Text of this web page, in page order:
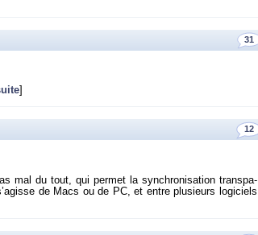
31
12
mal du tout, qui per­met la syn­chro­ni­sa­tion trans­pa­
de Macs ou de PC, et entre plu­sieurs lo­gi­ciels